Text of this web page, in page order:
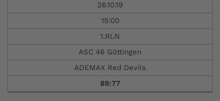
26.10.19
15:00
1.RLN
ASC 46 Göttingen
ADEMAX Red Devils
89:77